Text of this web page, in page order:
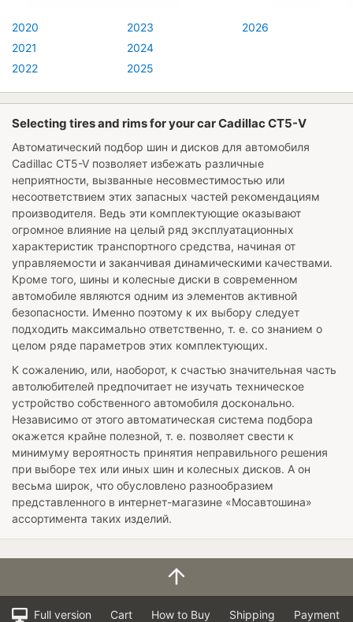
2020
2021
2022
2023
2024
2025
2026
Selecting tires and rims for your car Cadillac CT5-V
Автоматический подбор шин и дисков для автомобиля
Cadillac CT5-V позволяет избежать различные
неприятности, вызванные несовместимостью или
несоответствием этих запасных частей рекомендациям
производителя. Ведь эти комплектующие оказывают
огромное влияние на целый ряд эксплуатационных
характеристик транспортного средства, начиная от
управляемости и заканчивая динамическими качествами.
Кроме того, шины и колесные диски в современном
автомобиле являются одним из элементов активной
безопасности. Именно поэтому к их выбору следует
подходить максимально ответственно, т. е. со знанием о
целом ряде параметров этих комплектующих.
К сожалению, или, наоборот, к счастью значительная часть
автолюбителей предпочитает не изучать техническое
устройство собственного автомобиля досконально.
Независимо от этого автоматическая система подбора
окажется крайне полезной, т. е. позволяет свести к
минимуму вероятность принятия неправильного решения
при выборе тех или иных шин и колесных дисков. А он
весьма широк, что обусловлено разнообразием
представленного в интернет-магазине «Мосавтошина»
ассортимента таких изделий.
Full version Cart How to Buy Shipping Payment